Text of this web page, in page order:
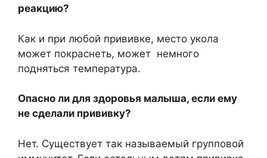
реакцию?
Как и при любой прививке, место укола
может покраснеть, может немного
подняться температура.
Опасно ли для здоровья малыша, если ему
не сделали прививку?
Нет. Существует так называемый групповой